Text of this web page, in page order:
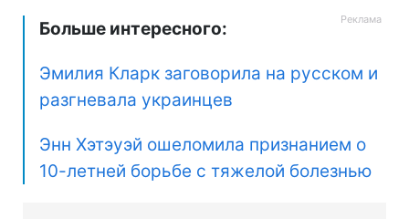
Больше интересного:
Эмилия Кларк заговорила на русском и
разгневала украинцев
Энн Хэтэуэй ошеломила признанием о
10-летней борьбе с тяжелой болезнью